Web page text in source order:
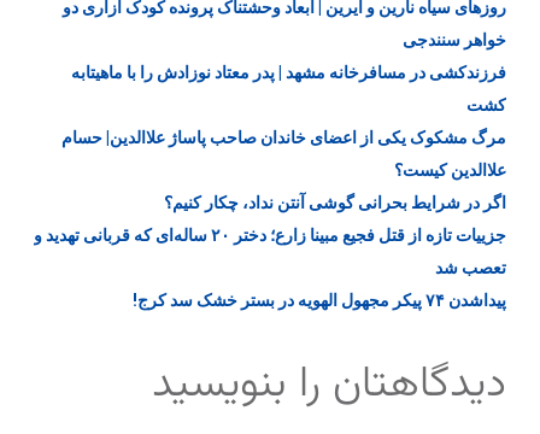
روزهای سیاه نارین و آیرین | ابعاد وحشتناک پرونده کودک‌ آزاری دو
خواهر سنندجی
فرزندکشی در مسافرخانه مشهد | پدر معتاد نوزادش را با ماهیتابه
کشت
مرگ مشکوک یکی از اعضای خاندان صاحب پاساژ علاالدین| حسام
علاالدین کیست؟
اگر در شرایط بحرانی گوشی آنتن نداد، چکار کنیم؟
جزییات تازه از قتل فجیع مبینا زارع؛ دختر ۲۰ ساله‌ای که قربانی تهدید و
تعصب شد
پیداشدن ۷۴ پیکر مجهول الهویه در بستر خشک سد کرج!
دیدگاهتان را بنویسید